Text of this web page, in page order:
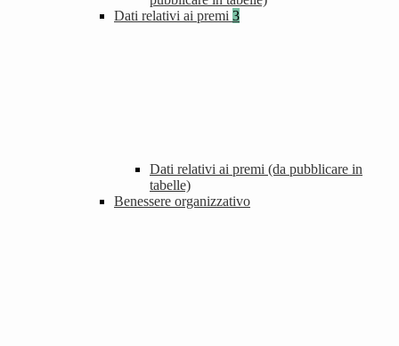
Dati relativi ai premi 3
Dati relativi ai premi (da pubblicare in
tabelle)
Benessere organizzativo